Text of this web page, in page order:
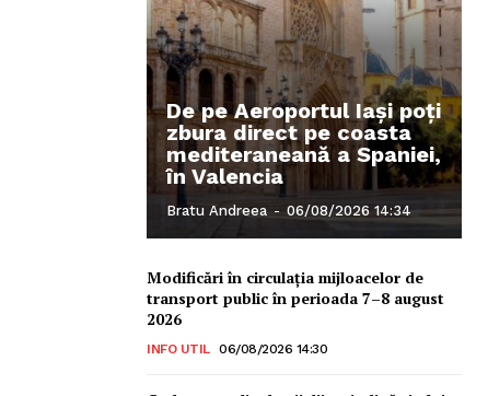
De pe Aeroportul Iași poți
zbura direct pe coasta
mediteraneană a Spaniei,
în Valencia
Bratu Andreea - 06/08/2026 14:34
Modificări în circulația mijloacelor de
transport public în perioada 7–8 august
2026
INFO UTIL 06/08/2026 14:30